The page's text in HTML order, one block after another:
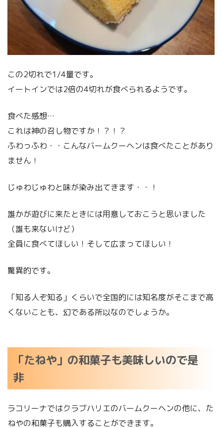
この2切れで1/4量です。
イートインでは2倍の4切れが食べられるようです。
食べた感想…
これは神の召し物ですか！？！？
ふわっふわ・・こんなバームクーヘンは食べたことがあり
ません！
じゅわじゅわと味が染み出てきます・・！
誰かが遊びに来たときには用意しておこうと思いました
（誰も来ないけど）
全員に食べてほしい！そして広まってほしい！
驚異的です。
「知る人ぞ知る」くらいで全国的には知名度がそこまで高
くないことも、幻である所以なのでしょうか。
「たねや」の和菓子も美味しいので是
非
ラコリーナではクラブハリエのバームクーヘンの他に、た
ねやの和菓子も購入することができます。